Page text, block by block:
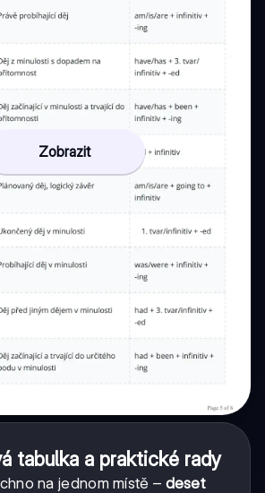
Zobrazit
tabulka a praktické rady
na jednom místě – deset